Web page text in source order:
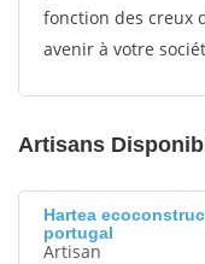
fonction des creux
avenir à votre
Artisans
Hartea
portugal
Artisan